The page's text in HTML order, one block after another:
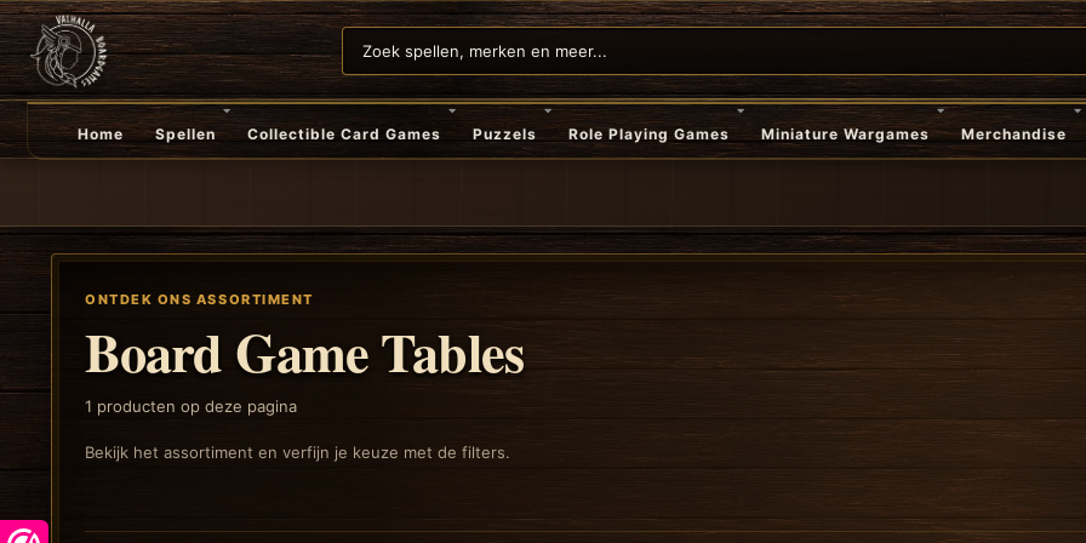
Home Spellen Collectible Card Games Puzzels Role Playing Games Miniature Wargames Merchandise
ONTDEK ONS ASSORTIMENT
Board Game Tables
1 producten op deze pagina
Bekijk het assortiment en verfijn je keuze met de filters.